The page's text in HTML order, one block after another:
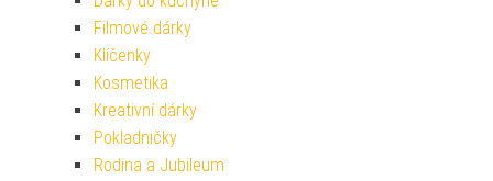
Filmové dárky
Klíčenky
Kosmetika
Kreativní dárky
Pokladničky
Rodina a Jubileum